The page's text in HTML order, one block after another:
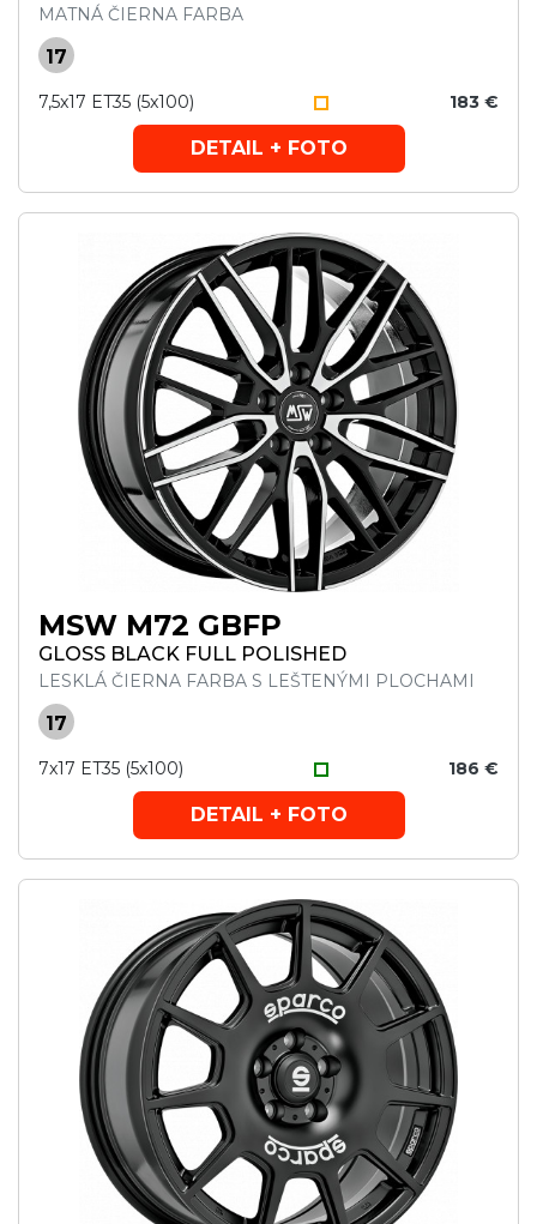
MATNÁ ČIERNA FARBA
17
7,5x17 ET35 (5x100) 183 €
DETAIL + FOTO
MSW M72 GBFP
GLOSS BLACK FULL POLISHED
LESKLÁ ČIERNA FARBA S LEŠTENÝMI PLOCHAMI
17
7x17 ET35 (5x100) 186 €
DETAIL + FOTO